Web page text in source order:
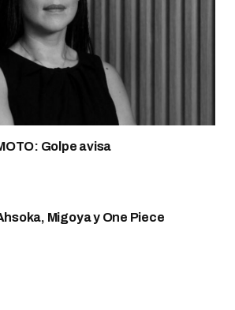
Golpe avisa
Migoya y One Piece